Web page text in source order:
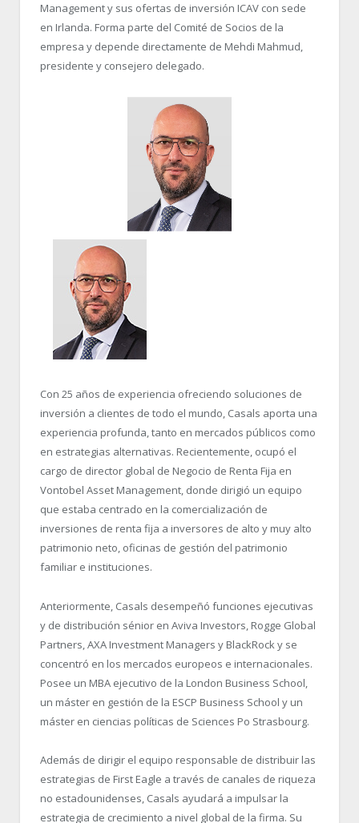
Management y sus ofertas de inversión ICAV con sede
en Irlanda. Forma parte del Comité de Socios de la
empresa y depende directamente de Mehdi Mahmud,
presidente y consejero delegado.
Con 25 años de experiencia ofreciendo soluciones de
inversión a clientes de todo el mundo, Casals aporta una
experiencia profunda, tanto en mercados públicos como
en estrategias alternativas. Recientemente, ocupó el
cargo de director global de Negocio de Renta Fija en
Vontobel Asset Management, donde dirigió un equipo
que estaba centrado en la comercialización de
inversiones de renta fija a inversores de alto y muy alto
patrimonio neto, oficinas de gestión del patrimonio
familiar e instituciones.
Anteriormente, Casals desempeñó funciones ejecutivas
y de distribución sénior en Aviva Investors, Rogge Global
Partners, AXA Investment Managers y BlackRock y se
concentró en los mercados europeos e internacionales.
Posee un MBA ejecutivo de la London Business School,
un máster en gestión de la ESCP Business School y un
máster en ciencias políticas de Sciences Po Strasbourg.
Además de dirigir el equipo responsable de distribuir las
estrategias de First Eagle a través de canales de riqueza
no estadounidenses, Casals ayudará a impulsar la
estrategia de crecimiento a nivel global de la firma. Su